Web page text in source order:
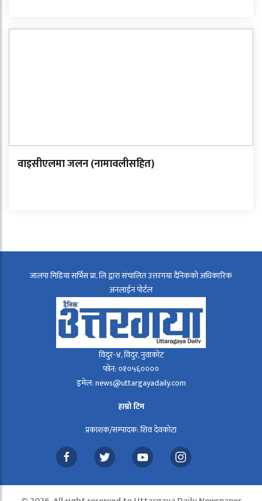
वाइसीएलमा जलन (नामावलीसहित)
जालपा मिडिया सर्भिस प्रा. लि द्वारा संचालित उत्तरगया दैनिकको अधिकारिक
अनलाईन पोर्टल
विदुर-४, विदुर, नुवाकोट
फोन: ०१०५६००००
इमेल: news@uttargayadaily.com
हाम्रो टिम
प्रकाशक/सम्पादक: शिव देवकोटा